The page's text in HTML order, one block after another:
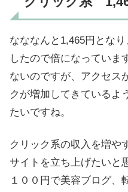
なななんと1,465円とな
したので倍になっていま
ないのですが、アクセス
クが増加してきているよ
たいですね。
クリック系の収入を増や
サイトを立ち上げたいと
１００円で美容ブログ、